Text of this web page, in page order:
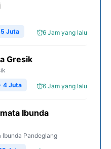
6 Jam yang lalu
Juta
Gresik
6 Jam yang lalu
4 Juta
Ibunda
Ibunda Pandeglang